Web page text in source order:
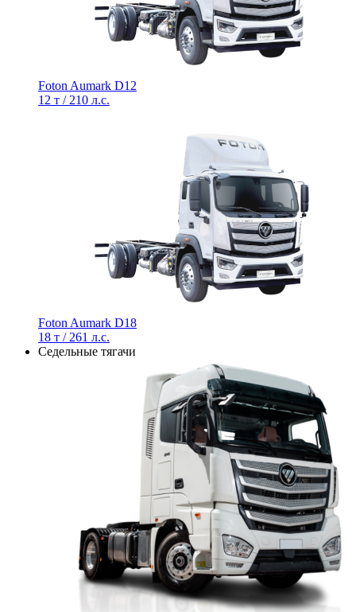
Foton Aumark D12
12 т / 210 л.с.
Foton Aumark D18
18 т / 261 л.с.
Седельные тягачи